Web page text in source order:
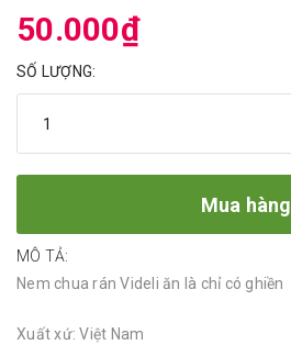
50.000₫
SỐ LƯỢNG:
Mua hàng
MÔ TẢ:
Nem chua rán Videli ăn là chỉ có ghiền
Xuất xứ: Việt Nam